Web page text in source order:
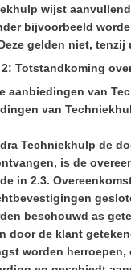
wijst
bijvoorbeeld
gelden niet,
Totstandkoming
aanbiedingen van
van
Techniekhulp de
is de
in 2.3.
beschouwd as
door de klant
worden herroepen,